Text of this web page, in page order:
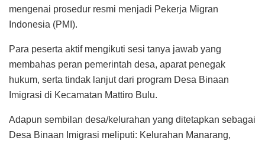
mengenai prosedur resmi menjadi Pekerja Migran
Indonesia (PMI).
Para peserta aktif mengikuti sesi tanya jawab yang
membahas peran pemerintah desa, aparat penegak
hukum, serta tindak lanjut dari program Desa Binaan
Imigrasi di Kecamatan Mattiro Bulu.
Adapun sembilan desa/kelurahan yang ditetapkan sebagai
Desa Binaan Imigrasi meliputi: Kelurahan Manarang,